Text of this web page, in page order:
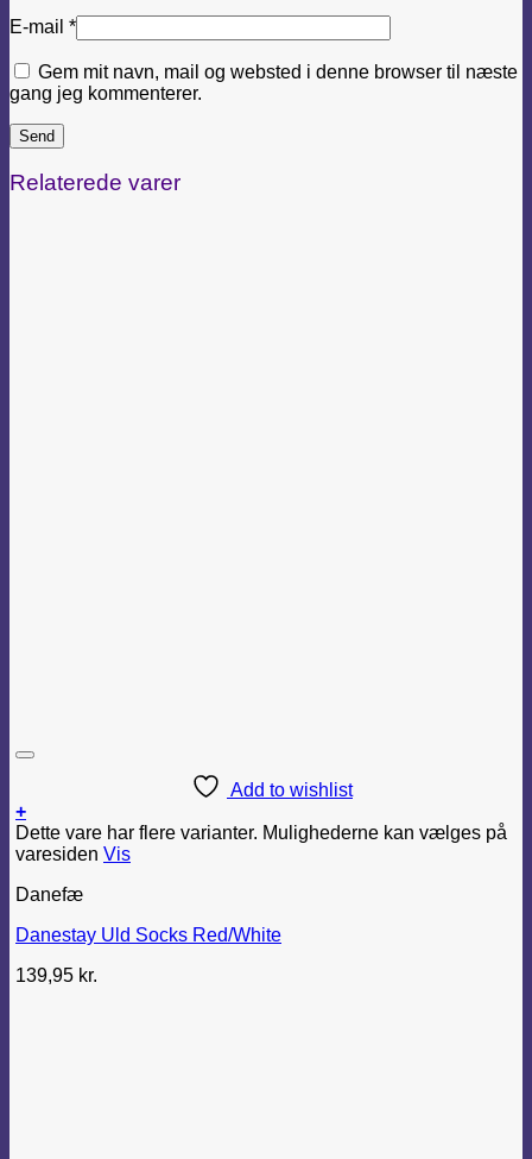
E-mail *
Gem mit navn, mail og websted i denne browser til næste
gang jeg kommenterer.
Relaterede varer
Add to wishlist
+
Dette vare har flere varianter. Mulighederne kan vælges på
varesiden Vis
Danefæ
Danestay Uld Socks Red/White
139,95 kr.